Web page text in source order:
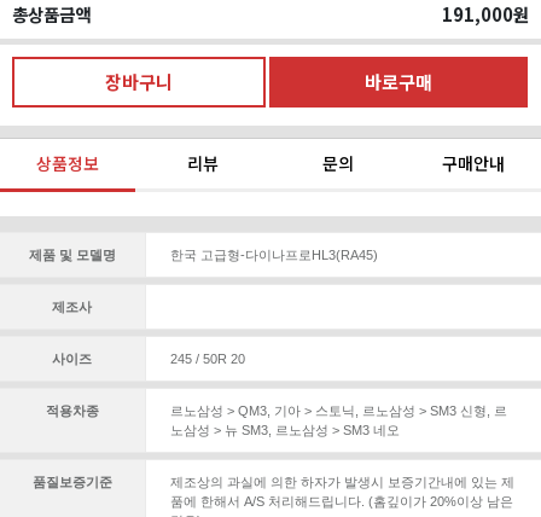
총상품금액 191,000원
상품정보 리뷰 문의 구매안내
제품 및 모델명 한국 고급형-다이나프로HL3(RA45)
제조사
사이즈 245 / 50R 20
적용차종 르노삼성 > QM3, 기아 > 스토닉 르노삼성 > SM3 신형
르
노삼성 > 뉴 SM3, 르노삼성 > SM3 네오
품질보증기준
제조상의 과실에 의한 하자가 발생시 보증기간내에 있는 제
품에 한해서 A/S 처리해드립니다. (홈깊이가 20%이상 남은